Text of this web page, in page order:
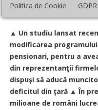
Politica de Cookie GDPR
Data: 29 Noiembrie 2007
▲ Un studiu lansat
modificarea
pensionari, pentru a
din reprezentanţii
dispuşi să aducă
deficitul din ţară ▲ În
milioane de români